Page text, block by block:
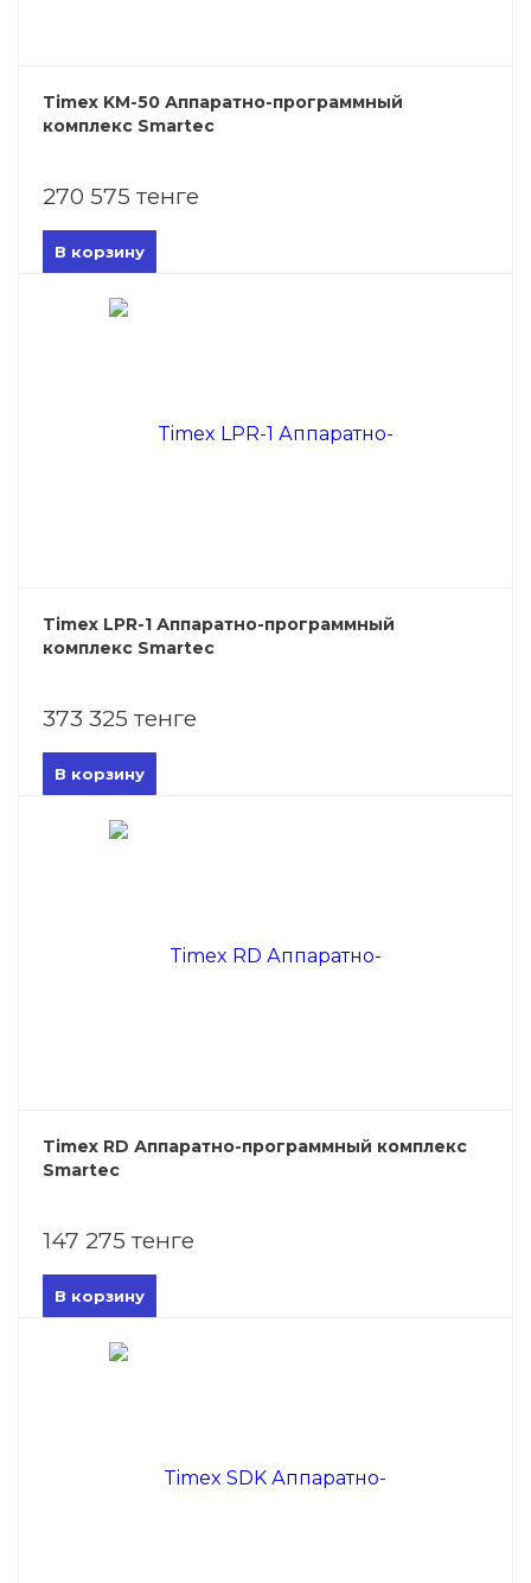
Timex KM-50 Аппаратно-программный
комплекс Smartec
270 575 тенге
В корзину
Timex LPR-1 Аппаратно-программный
комплекс Smartec
373 325 тенге
В корзину
Timex RD Аппаратно-программный комплекс
Smartec
147 275 тенге
В корзину